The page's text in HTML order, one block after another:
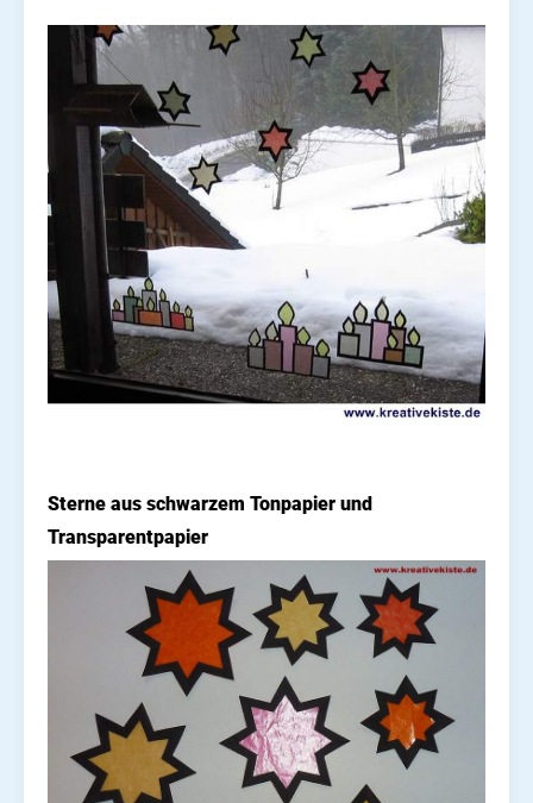
Sterne aus schwarzem Tonpapier und
Transparentpapier